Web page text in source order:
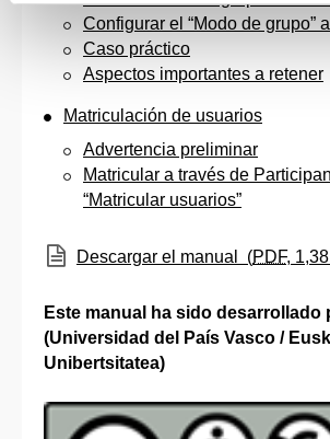
Configurar el “Modo de grupo”
Caso práctico
Aspectos importantes a retener
Matriculación de usuarios
Advertencia preliminar
Matricular a través de
“Matricular usuarios”
(Abre una nueva ventana)
Descargar el manual (PDF, 1,38
Este manual ha sido desarrollado
(Universidad del País Vasco /
Unibertsitatea)